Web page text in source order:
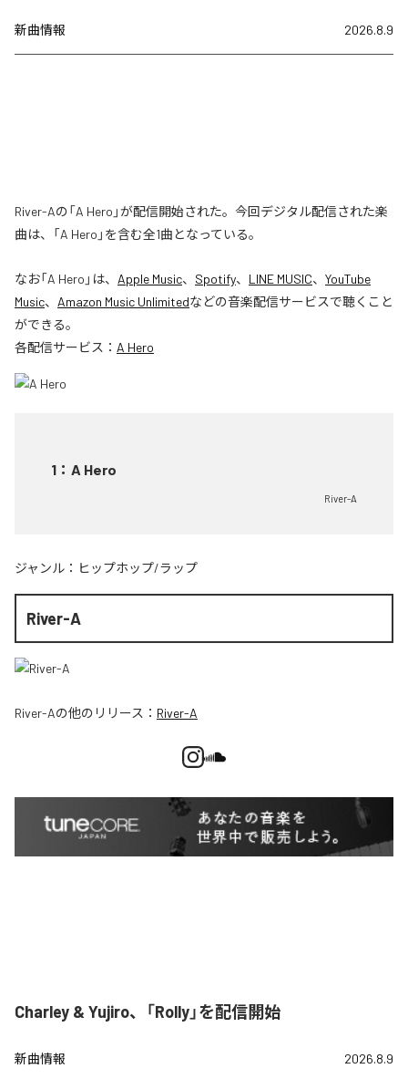
新曲情報 2026.8.9
River-Aの「A Hero」が配信開始された。今回デジタル配信された楽
曲は、「A Hero」を含む全1曲となっている。
なお「A Hero 」は、 Apple Music、 Spotify、 LINE MUSIC、 YouTube
Music、 Amazon Music Unlimitedなどの音楽配信サービスで聴くこと
ができる。
各配信サービス： A Hero
1 ： A Hero
River-A
ジャンル： ヒップホップ/ラップ
River-A
River-Aの他のリリース： River-A
Charley & Yujiro、「Rolly」を配信開始
新曲情報 2026.8.9